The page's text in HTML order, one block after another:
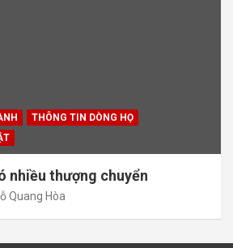
THÔNG TIN DÒNG HỌ
nhiều thượng chuyển
Quang Hòa